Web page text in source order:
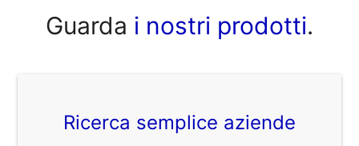
Guarda i nostri prodotti.
Ricerca semplice aziende